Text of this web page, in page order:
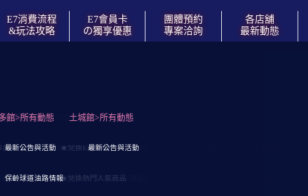
↓ (試營運中)
營業與交通資訊
入場票價表
↓高雄/三多店↓
【三多店】營業與交通資訊
【三多店】入場票價表
機↓
棍球 4人座
↓親子遊戲↓
溜滑梯球池
陶瓷沙坑
E7消費流程
&玩法攻略
器材
門票時間內の玩樂攻略
E7玩樂攻略《快速瀏覽の簡化版》
E7玩樂攻略《詳盡說明の珍藏版》
E7會員卡
の獨享優惠
享優惠
門票↘8折
↓紅利數點兌換商品↓
★兌換E7門票券
★兌換熱門人氣商品
團體預約
專案洽詢
體業務洽談
各店舖
最新動態
館>所有動態
最新公告與活動
保齡球道油路情報
土城館>所有動態
最新公告與活動
按讚追蹤三多店FB動態